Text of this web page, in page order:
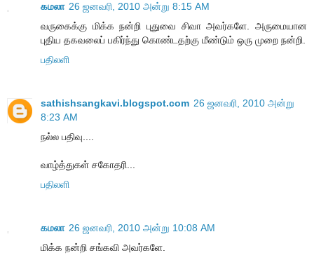
கமலா 26 ஜனவரி, 2010 அன்று 8:15 AM
வருகைக்கு மிக்க நன்றி புதுவை சிவா அவர்களே. அருமையான
புதிய தகவலைப் பகிர்ந்து கொண்டதற்கு மீண்டும் ஒரு முறை நன்றி.
பதிலளி
sathishsangkavi.blogspot.com 26 ஜனவரி, 2010 அன்று
8:23 AM
நல்ல பதிவு....
வாழ்த்துகள் சகோதரி...
பதிலளி
கமலா 26 ஜனவரி, 2010 அன்று 10:08 AM
மிக்க நன்றி சங்கவி அவர்களே.